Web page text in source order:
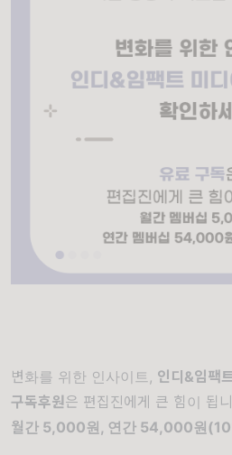
변화를 위한 인사이트, 인디&임팩
구독후원은 편집진에게 큰 힘이 됩
월간 5,000원, 연간 54,000원